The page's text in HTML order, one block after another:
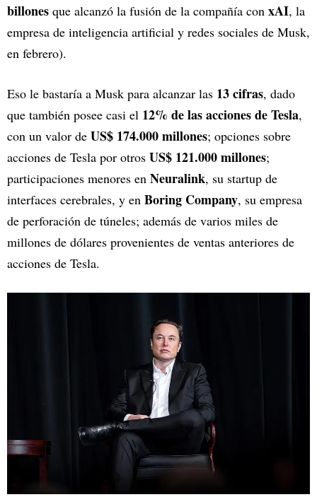
billones que alcanzó la fusión de la compañía con xAI, la
empresa de inteligencia artificial y redes sociales de Musk,
en febrero).
Eso le bastaría a Musk para alcanzar las 13 cifras, dado
que también posee casi el 12% de las acciones de Tesla,
con un valor de US$ 174.000 millones; opciones sobre
acciones de Tesla por otros US$ 121.000 millones;
participaciones menores en Neuralink, su startup de
interfaces cerebrales, y en Boring Company, su empresa
de perforación de túneles; además de varios miles de
millones de dólares provenientes de ventas anteriores de
acciones de Tesla.